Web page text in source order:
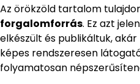
Az örökzöld tartalom
forgalomforrás. Ez azt
elkészült és publikáltuk,
képes rendszeresen
folyamatosan